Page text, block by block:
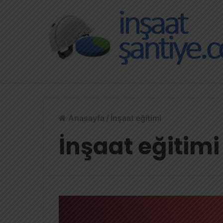
Anasayfa / İnşaat eğitimi
İnşaat eğitimi